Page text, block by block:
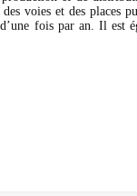
voies et des places
fois par an. Il est